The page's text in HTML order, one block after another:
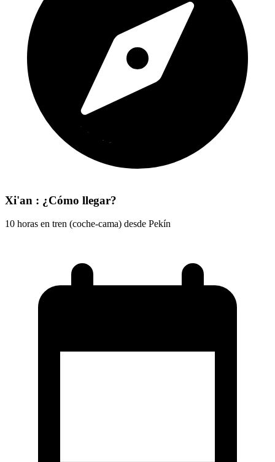
Xi'an : ¿Cómo llegar?
10 horas en tren (coche-cama) desde Pekín